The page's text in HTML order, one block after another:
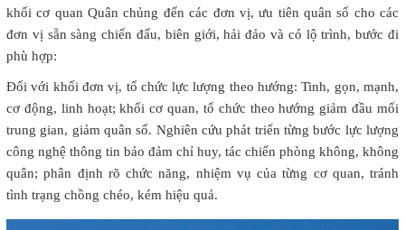
khối cơ quan Quân chủng đến các đơn vị, ưu tiên quân số cho các
đơn vị sẵn sàng chiến đấu, biên giới, hải đảo và có lộ trình, bước đi
phù hợp:
Đối với khối đơn vị, tổ chức lực lượng theo hướng: Tinh, gọn, mạnh,
cơ động, linh hoạt; khối cơ quan, tổ chức theo hướng giảm đầu mối
trung gian, giảm quân số. Nghiên cứu phát triển từng bước lực lượng
công nghệ thông tin bảo đảm chỉ huy, tác chiến phòng không, không
quân; phân định rõ chức năng, nhiệm vụ của từng cơ quan, tránh
tình trạng chồng chéo, kém hiệu quả.